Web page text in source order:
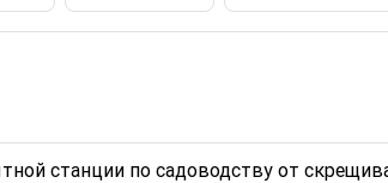
станции по садоводству от